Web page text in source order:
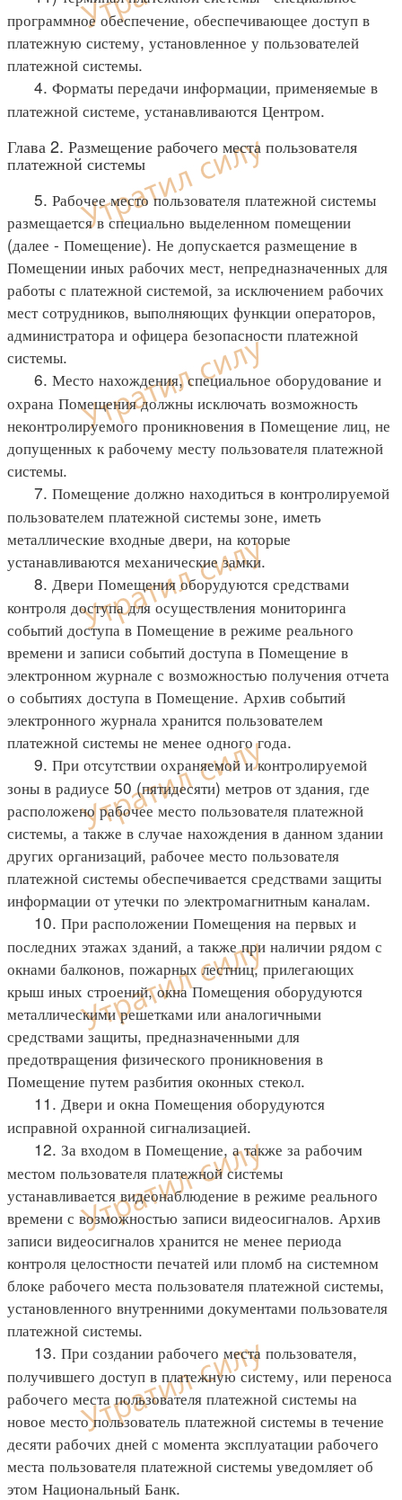
программное обеспечение, обеспечивающее доступ в
платежную систему, установленное у пользователей
платежной системы.
4. Форматы передачи информации, применяемые в
платежной системе, устанавливаются Центром.
Глава 2. Размещение рабочего места пользователя
платежной системы
5. Рабочее место пользователя платежной системы
размещается в специально выделенном помещении
(далее - Помещение). Не допускается размещение в
Помещении иных рабочих мест, непредназначенных для
работы с платежной системой, за исключением рабочих
мест сотрудников, выполняющих функции операторов,
администратора и офицера безопасности платежной
системы.
6. Место нахождения, специальное оборудование и
охрана Помещения должны исключать возможность
неконтролируемого проникновения в Помещение лиц, не
допущенных к рабочему месту пользователя платежной
системы.
7. Помещение должно находиться в контролируемой
пользователем платежной системы зоне, иметь
металлические входные двери, на которые
устанавливаются механические замки.
8. Двери Помещения оборудуются средствами
контроля доступа для осуществления мониторинга
событий доступа в Помещение в режиме реального
времени и записи событий доступа в Помещение в
электронном журнале с возможностью получения отчета
о событиях доступа в Помещение. Архив событий
электронного журнала хранится пользователем
платежной системы не менее одного года.
9. При отсутствии охраняемой и контролируемой
зоны в радиусе 50 (пятидесяти) метров от здания, где
расположено рабочее место пользователя платежной
системы, а также в случае нахождения в данном здании
других организаций, рабочее место пользователя
платежной системы обеспечивается средствами защиты
информации от утечки по электромагнитным каналам.
10. При расположении Помещения на первых и
последних этажах зданий, а также при наличии рядом с
окнами балконов, пожарных лестниц, прилегающих
крыш иных строений, окна Помещения оборудуются
металлическими решетками или аналогичными
средствами защиты, предназначенными для
предотвращения физического проникновения в
Помещение путем разбития оконных стекол.
11. Двери и окна Помещения оборудуются
исправной охранной сигнализацией.
12. За входом в Помещение, а также за рабочим
местом пользователя платежной системы
устанавливается видеонаблюдение в режиме реального
времени с возможностью записи видеосигналов. Архив
записи видеосигналов хранится не менее периода
контроля целостности печатей или пломб на системном
блоке рабочего места пользователя платежной системы,
установленного внутренними документами пользователя
платежной системы.
13. При создании рабочего места пользователя,
получившего доступ в платежную систему, или переноса
рабочего места пользователя платежной системы на
новое место пользователь платежной системы в течение
десяти рабочих дней с момента эксплуатации рабочего
места пользователя платежной системы уведомляет об
этом Национальный Банк.